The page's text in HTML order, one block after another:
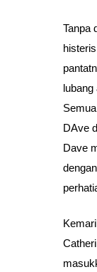
Tanpa
lubang
DAve
Dave